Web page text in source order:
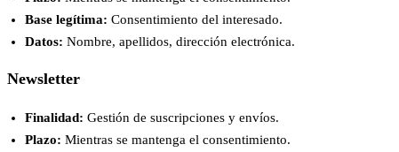
Base legítima: Consentimiento del interesado.
Datos: Nombre, apellidos, dirección electrónica.
Newsletter
Finalidad: Gestión de suscripciones y envíos.
Plazo: Mientras se mantenga el consentimiento.